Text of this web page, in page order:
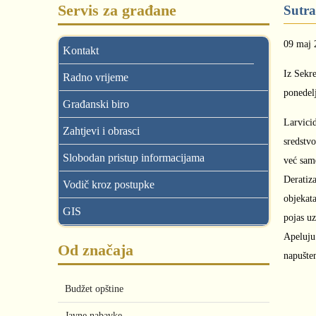
Servis za građane
Kontakt
Radno vrijeme
Građanski biro
Zahtjevi i obrasci
Slobodan pristup informacijama
Vodič kroz postupke
GIS
Od značaja
Budžet opštine
09 maj
Iz
već
pojas